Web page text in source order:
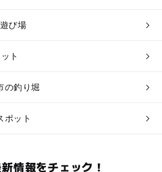
び場
ト
の釣り堀
ポット
情報をチェック！